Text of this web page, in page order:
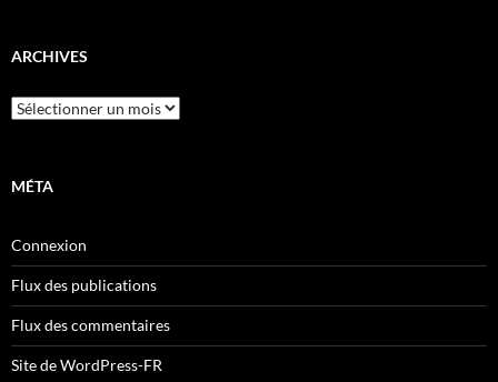
ARCHIVES
Archives
MÉTA
Connexion
Flux des publications
Flux des commentaires
Site de WordPress-FR